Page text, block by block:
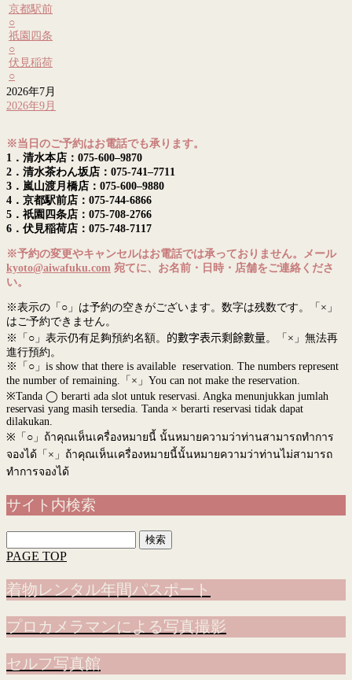
京都駅前
○
祇園四条
○
伏見稲荷
○
2026年7月
2026年9月
※当日のご予約はお電話でも承ります。
1．清水本店：075-600–9870
2．清水茶わん坂店：075-741–7711
3．嵐山渡月橋店：075-600–9880
4．京都駅前店：075-744-6866
5．祇園四条店：075-708-2766
6．伏見稲荷店：075-748-7117
※予約の変更やキャンセルはお電話では承っておりません。メール
kyoto@aiwafuku.com 宛てに、お名前・日時・店舗をご連絡くださ
い。
※表示の「○」は予約の空きがございます。数字は残数です。「×」
はご予約できません。
※「○」表示仍有足夠預約名額。 的數字表示剩餘數量。「×」無法再
進行預約。
※「○」is show that there is available reservation. The numbers represent
the number of remaining.「×」You can not make the reservation.
※Tanda ◯ berarti ada slot untuk reservasi. Angka menunjukkan jumlah
reservasi yang masih tersedia. Tanda × berarti reservasi tidak dapat
dilakukan.
※ 「○」ถ้าคุณเห็นเครื่องหมายนี้ นั้นหมายความว่าท่านสามารถทำการ
จองได้「×」ถ้าคุณเห็นเครื่องหมายนี้นั้นหมายความว่าท่านไม่สามารถ
ทำการจองได้
サイト内検索
索:
PAGE TOP
着物レンタル年間パスポート
プロカメラマンによる写真撮影
セルフ写真館